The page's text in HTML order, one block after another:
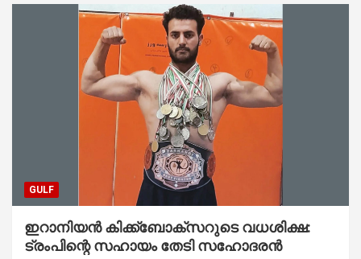
GULF
ഇറാനിയൻ കിക്ക്ബോക്സറുടെ വധശിക്ഷ:
ട്രംപിന്റെ സഹായം തേടി സഹോദരൻ